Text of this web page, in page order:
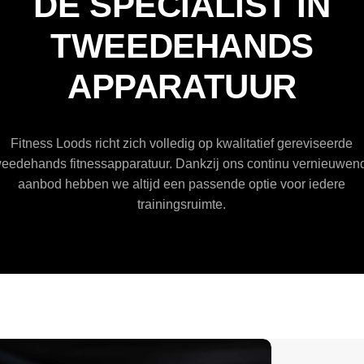
TWEEDEHANDS
APPARATUUR
Fitness Loods richt zich volledig op kwalitatief gereviseerde
fitnessapparatuur. Dankzij ons continu
aanbod hebben we altijd een passende optie voor iedere
trainingsruimte.